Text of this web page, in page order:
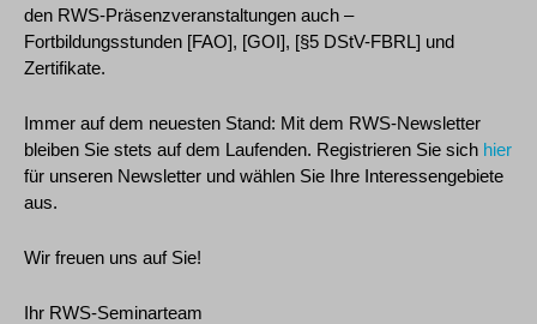
den RWS-Präsenzveranstaltungen auch –
Fortbildungsstunden [FAO], [GOI], [§5 DStV-FBRL] und
Zertifikate.
Immer auf dem neuesten Stand: Mit dem RWS-Newsletter
bleiben Sie stets auf dem Laufenden. Registrieren Sie sich hier
für unseren Newsletter und wählen Sie Ihre Interessengebiete
aus.
Wir freuen uns auf Sie!
Ihr RWS-Seminarteam